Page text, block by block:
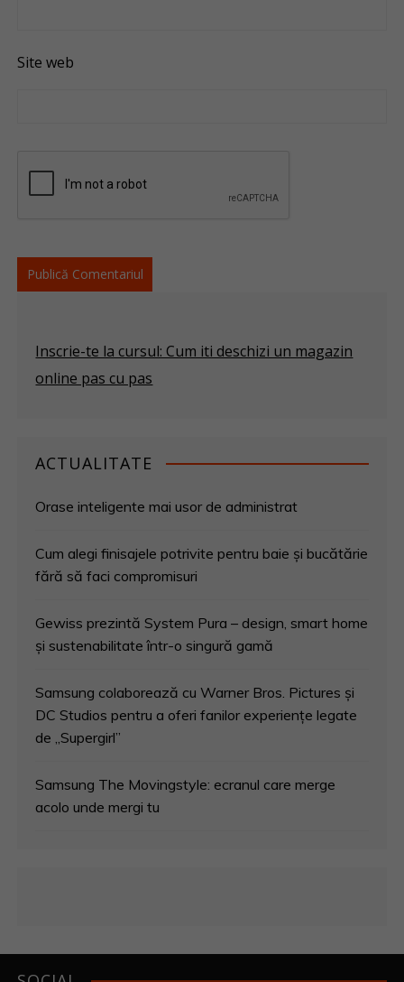
Site web
Inscrie-te la cursul: Cum iti deschizi un magazin
online pas cu pas
ACTUALITATE
Orase inteligente mai usor de administrat
Cum alegi finisajele potrivite pentru baie și bucătărie
fără să faci compromisuri
Gewiss prezintă System Pura – design, smart home
și sustenabilitate într-o singură gamă
Samsung colaborează cu Warner Bros. Pictures și
DC Studios pentru a oferi fanilor experiențe legate
de „Supergirl”
Samsung The Movingstyle: ecranul care merge
acolo unde mergi tu